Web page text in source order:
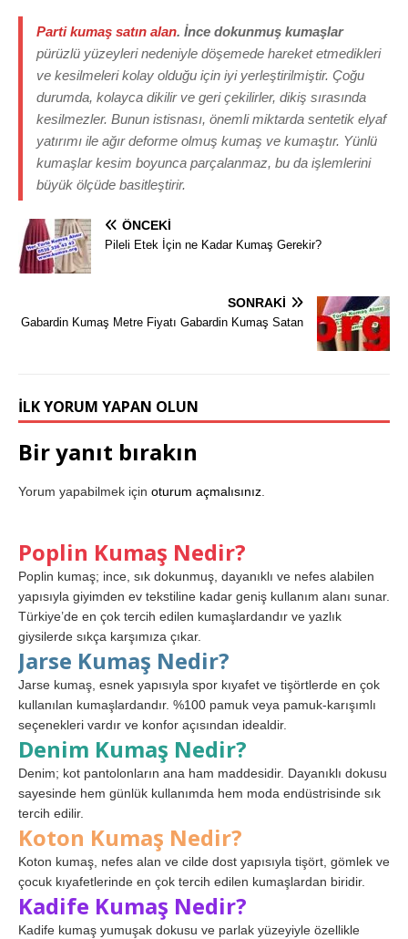
Parti kumaş satın alan. İnce dokunmuş kumaşlar
pürüzlü yüzeyleri nedeniyle döşemede hareket etmedikleri
ve kesilmeleri kolay olduğu için iyi yerleştirilmiştir. Çoğu
durumda, kolayca dikilir ve geri çekilirler, dikiş sırasında
kesilmezler. Bunun istisnası, önemli miktarda sentetik elyaf
yatırımı ile ağır deforme olmuş kumaş ve kumaştır. Yünlü
kumaşlar kesim boyunca parçalanmaz, bu da işlemlerini
büyük ölçüde basitleştirir.
ÖNCEKI
Pileli Etek İçin ne Kadar Kumaş Gerekir?
SONRAKI
Gabardin Kumaş Metre Fiyatı Gabardin Kumaş Satan
İLK YORUM YAPAN OLUN
Bir yanıt bırakın
Yorum yapabilmek için oturum açmalısınız
Poplin Kumaş Nedir?
Poplin kumaş; ince, sık dokunmuş, dayanıklı ve nefes alabilen
yapısıyla giyimden ev tekstiline kadar geniş kullanım alanı sunar.
Türkiye’de en çok tercih edilen kumaşlardandır ve yazlık
giysilerde sıkça karşımıza çıkar.
Jarse Kumaş Nedir?
Jarse kumaş, esnek yapısıyla spor kıyafet ve tişörtlerde en çok
kullanılan kumaşlardandır. %100 pamuk veya pamuk-karışımlı
seçenekleri vardır ve konfor açısından idealdir.
Denim Kumaş Nedir?
Denim; kot pantolonların ana ham maddesidir. Dayanıklı dokusu
sayesinde hem günlük kullanımda hem moda endüstrisinde sık
tercih edilir.
Koton Kumaş Nedir?
Koton kumaş, nefes alan ve cilde dost yapısıyla tişört, gömlek ve
çocuk kıyafetlerinde en çok tercih edilen kumaşlardan biridir.
Kadife Kumaş Nedir?
Kadife kumaş yumuşak dokusu ve parlak yüzeyiyle özellikle